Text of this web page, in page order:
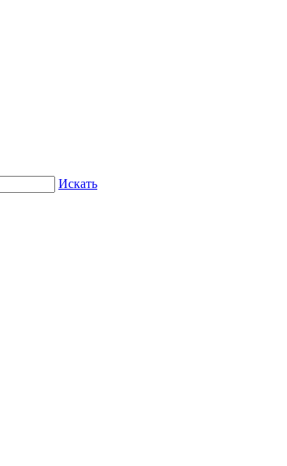
Искать